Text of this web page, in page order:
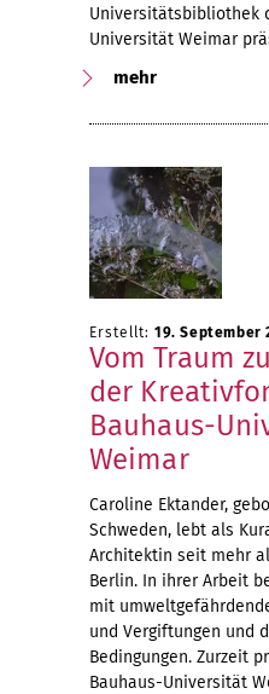
Universitätsbibliothek
Universität Weimar
mehr
Erstellt: 19. September
Vom Traum
der
Bauhaus-
Weimar
Caroline Ektander,
Schweden, lebt als
Architektin seit mehr
Berlin. In ihrer Arbeit
mit
und Vergiftungen und
Bedingungen. Zurzeit
Bauhaus-Universität